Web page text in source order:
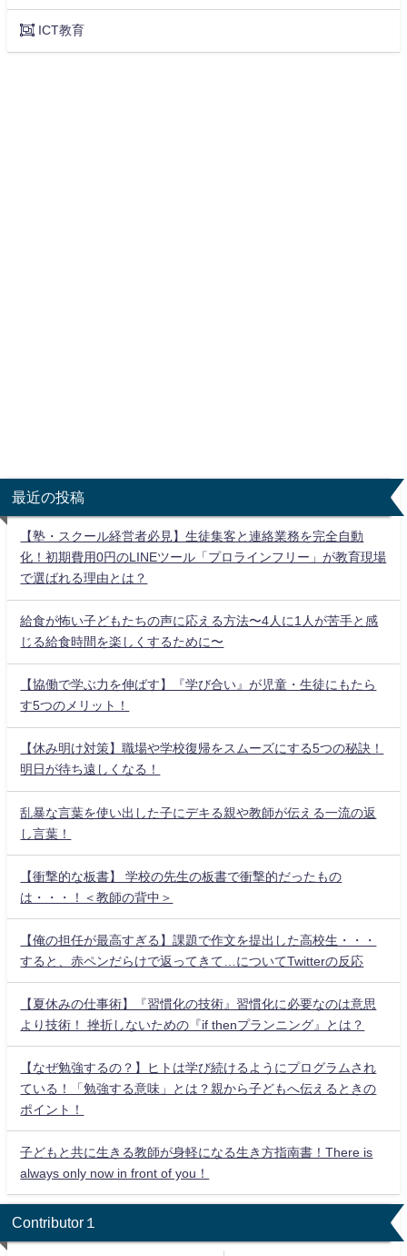
ICT教育
最近の投稿
【塾・スクール経営者必見】生徒集客と連絡業務を完全自動
化！初期費用0円のLINEツール「プロラインフリー」が教育現場
で選ばれる理由とは？
給食が怖い子どもたちの声に応える方法〜4人に1人が苦手と感
じる給食時間を楽しくするために〜
【協働で学ぶ力を伸ばす】『学び合い』が児童・生徒にもたら
す5つのメリット！
【休み明け対策】職場や学校復帰をスムーズにする5つの秘訣！
明日が待ち遠しくなる！
乱暴な言葉を使い出した子にデキる親や教師が伝える一流の返
し言葉！
【衝撃的な板書】 学校の先生の板書で衝撃的だったもの
は・・・！＜教師の背中＞
【俺の担任が最高すぎる】課題で作文を提出した高校生・・・
すると、赤ペンだらけで返ってきて…についてTwitterの反応
【夏休みの仕事術】『習慣化の技術』習慣化に必要なのは意思
より技術！ 挫折しないための『if thenプランニング』とは？
【なぜ勉強するの？】ヒトは学び続けるようにプログラムされ
ている！「勉強する意味」とは？親から子どもへ伝えるときの
ポイント！
子どもと共に生きる教師が身軽になる生き方指南書！There is
always only now in front of you！
Contributor１